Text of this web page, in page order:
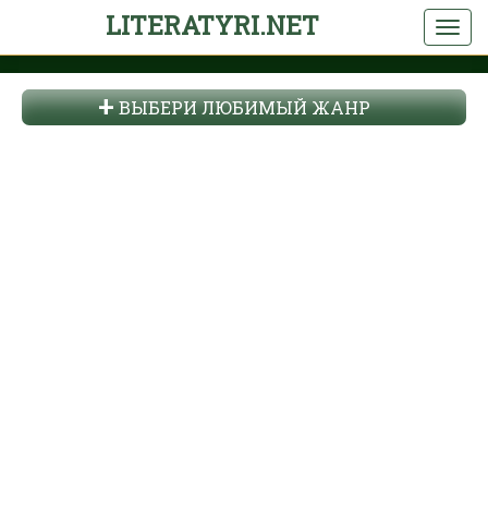
LITERATYRI.NET
ВЫБЕРИ ЛЮБИМЫЙ ЖАНР